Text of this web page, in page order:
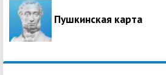
Пушкинская карта